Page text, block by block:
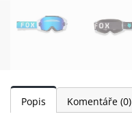
Popis Komentáře (0)